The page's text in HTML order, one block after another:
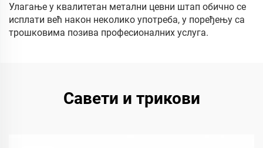
Улагање у квалитетан метални цевни штап обично се
исплати већ након неколико употреба, у поређењу са
трошковима позива професионалних услуга.
Савети и трикови